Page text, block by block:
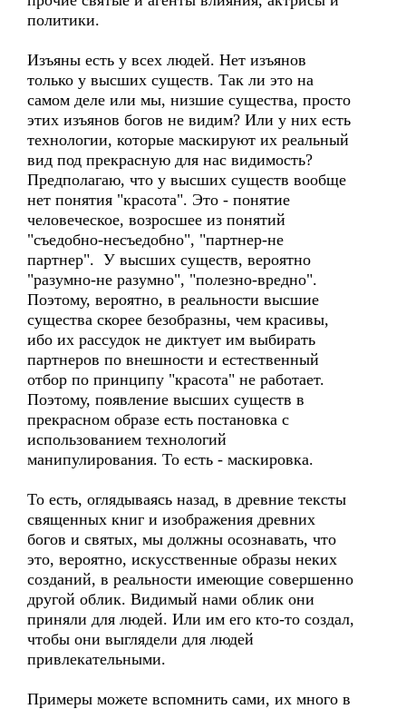
политики.
Изъяны есть у всех людей. Нет изъянов
только у высших существ. Так ли это на
самом деле или мы, низшие существа, просто
этих изъянов богов не видим? Или у них есть
технологии, которые маскируют их реальный
вид под прекрасную для нас видимость?
Предполагаю, что у высших существ вообще
нет понятия "красота". Это - понятие
человеческое, возросшее из понятий
"съедобно-несъедобно", "партнер-не
партнер". У высших существ, вероятно
"разумно-не разумно", "полезно-вредно".
Поэтому, вероятно, в реальности высшие
существа скорее безобразны, чем красивы,
ибо их рассудок не диктует им выбирать
партнеров по внешности и естественный
отбор по принципу "красота" не работает.
Поэтому, появление высших существ в
прекрасном образе есть постановка с
использованием технологий
манипулирования. То есть - маскировка.
То есть, оглядываясь назад, в древние тексты
священных книг и изображения древних
богов и святых, мы должны осознавать, что
это, вероятно, искусственные образы неких
созданий, в реальности имеющие совершенно
другой облик. Видимый нами облик они
приняли для людей. Или им его кто-то создал,
чтобы они выглядели для людей
привлекательными.
Примеры можете вспомнить сами, их много в